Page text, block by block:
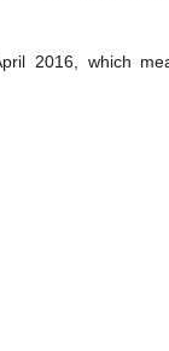
2016, which